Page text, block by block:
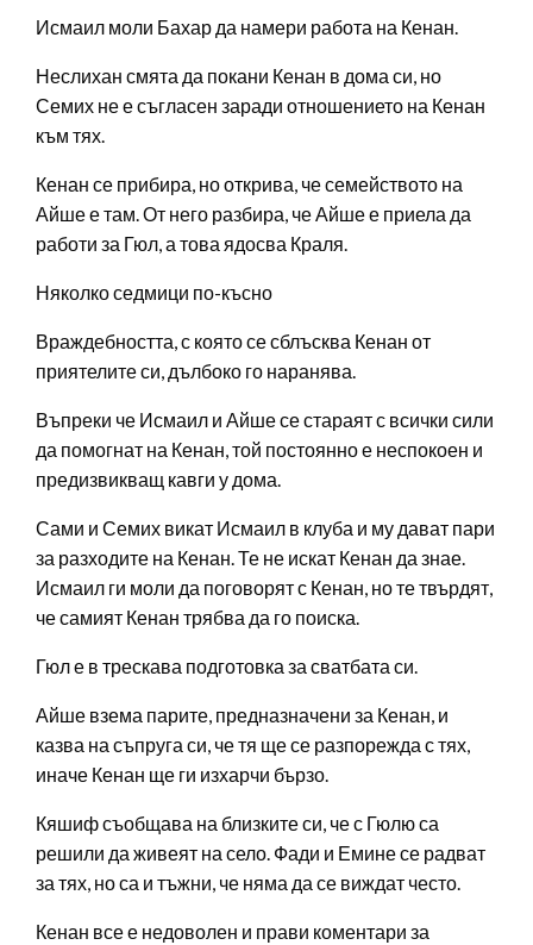
Исмаил моли Бахар да намери работа на Кенан.
Неслихан смята да покани Кенан в дома си, но
Семих не е съгласен заради отношението на Кенан
към тях.
Кенан се прибира, но открива, че семейството на
Айше е там. От него разбира, че Айше е приела да
работи за Гюл, а това ядосва Краля.
Няколко седмици по-късно
Враждебността, с която се сблъсква Кенан от
приятелите си, дълбоко го наранява.
Въпреки че Исмаил и Айше се стараят с всички сили
да помогнат на Кенан, той постоянно е неспокоен и
предизвикващ кавги у дома.
Сами и Семих викат Исмаил в клуба и му дават пари
за разходите на Кенан. Те не искат Кенан да знае.
Исмаил ги моли да поговорят с Кенан, но те твърдят,
че самият Кенан трябва да го поиска.
Гюл е в трескава подготовка за сватбата си.
Айше взема парите, предназначени за Кенан, и
казва на съпруга си, че тя ще се разпорежда с тях,
иначе Кенан ще ги изхарчи бързо.
Кяшиф съобщава на близките си, че с Гюлю са
решили да живеят на село. Фади и Емине се радват
за тях, но са и тъжни, че няма да се виждат често.
Кенан все е недоволен и прави коментари за